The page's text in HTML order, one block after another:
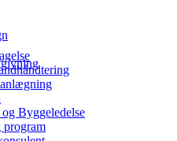
Byggeledelse